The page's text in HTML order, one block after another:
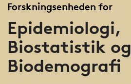
Forskningsenheden for
Epidemiologi,
Biostatistik og
Biodemografi